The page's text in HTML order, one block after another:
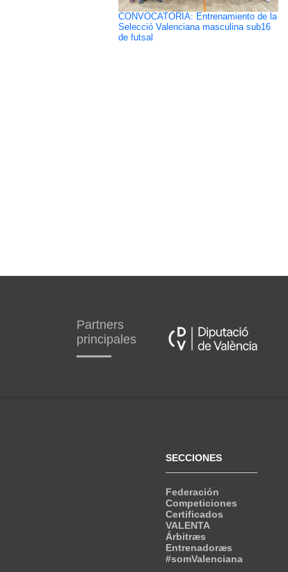
CONVOCATORIA: Entrenamiento de la
Selecció Valenciana masculina sub16
de futsal
Partners
principales
SECCIONES
Federación
Competiciones
Certificados
VALENTA
Árbitræs
Entrenadoræs
#somValenciana